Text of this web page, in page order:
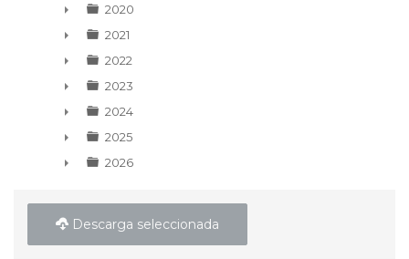
►
2020
►
2021
►
2022
►
2023
►
2024
►
2025
2026
Descarga seleccionada